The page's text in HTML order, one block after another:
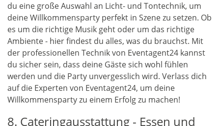
du eine große Auswahl an Licht- und Tontechnik, um
deine Willkommensparty perfekt in Szene zu setzen. Ob
es um die richtige Musik geht oder um das richtige
Ambiente - hier findest du alles, was du brauchst. Mit
der professionellen Technik von Eventagent24 kannst
du sicher sein, dass deine Gäste sich wohl fühlen
werden und die Party unvergesslich wird. Verlass dich
auf die Experten von Eventagent24, um deine
Willkommensparty zu einem Erfolg zu machen!
8. Cateringausstattung - Essen und